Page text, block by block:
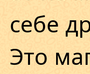
себе
Это